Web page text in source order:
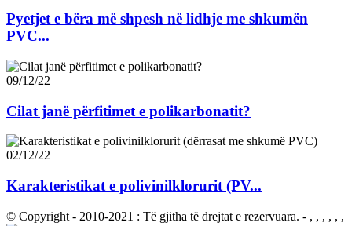
Pyetjet e bëra më shpesh në lidhje me shkumën
PVC...
09/12/22
Cilat janë përfitimet e polikarbonatit?
02/12/22
Karakteristikat e polivinilklorurit (PV...
© Copyright - 2010-2021 : Të gjitha të drejtat e rezervuara. - , , , , , ,